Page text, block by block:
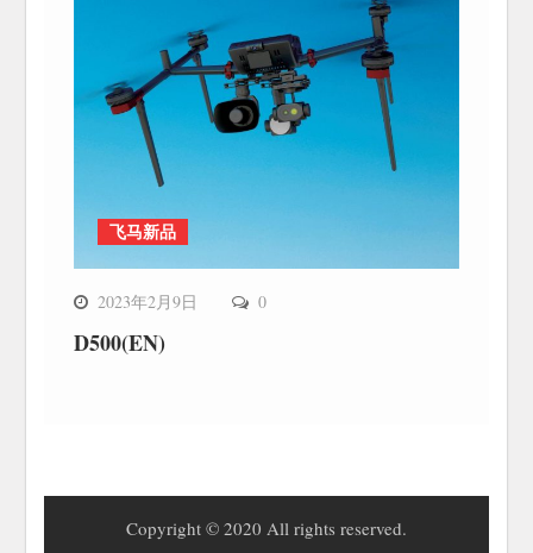
飞马新品
2023年2月9日 0
D500(EN)
Copyright © 2020 All rights reserved.